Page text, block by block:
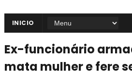
INICIO
Ex-funcionário
mata mulher e fere